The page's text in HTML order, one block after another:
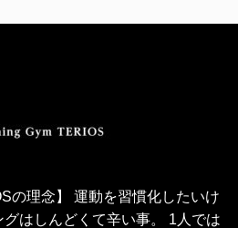
の理念】 運動を習慣化したいけ
はしんどくて辛い事。 1人では